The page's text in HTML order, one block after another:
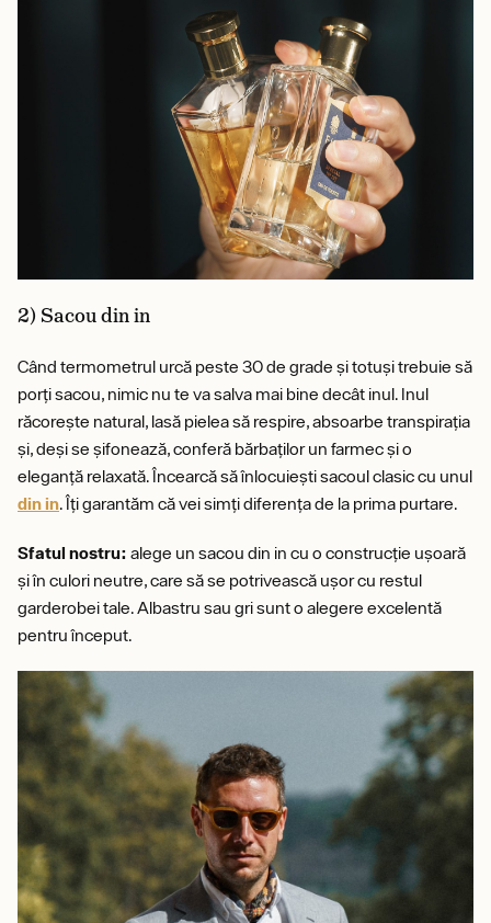
2) Sacou din in
Când termometrul urcă peste 30 de grade și totuși trebuie să
porți sacou, nimic nu te va salva mai bine decât inul. Inul
răcorește natural, lasă pielea să respire, absoarbe transpirația
și, deși se șifonează, conferă bărbaților un farmec și o
eleganță relaxată. Încearcă să înlocuiești sacoul clasic cu unul
din in. Îți garantăm că vei simți diferența de la prima purtare.
Sfatul nostru: alege un sacou din in cu o construcție ușoară
și în culori neutre, care să se potrivească ușor cu restul
garderobei tale. Albastru sau gri sunt o alegere excelentă
pentru început.